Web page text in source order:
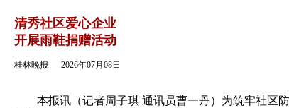
清秀社区爱心企业
开展雨鞋捐赠活动
桂林晚报 2026年07月08日
本报讯（记者周子琪 通讯员曹一丹）为筑牢社区防